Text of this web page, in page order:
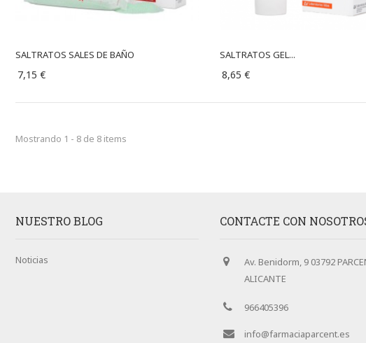
SALTRATOS SALES DE BAÑO
7,15 €
SALTRATOS GEL...
8,65 €
Mostrando 1 - 8 de 8 items
NUESTRO BLOG
Noticias
CONTACTE CON
Av. Benidorm, 9 03792
ALICANTE
966405396
info@farmaciaparcent.es